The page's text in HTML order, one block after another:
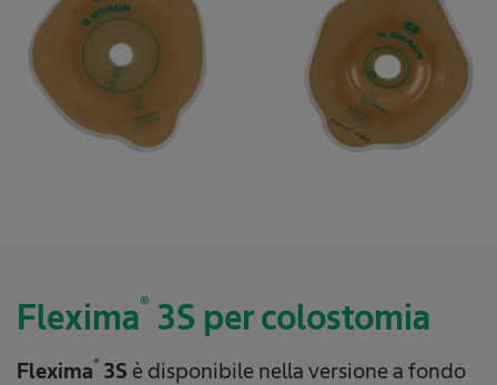
Flexima® 3S per colostomia
Flexima® 3S è disponibile nella versione a fondo